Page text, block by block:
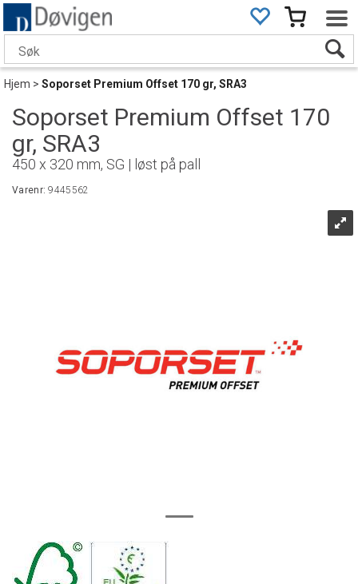
Hjem>Soporset Premium Offset 170 gr, SRA3
Soporset Premium Offset 170
gr, SRA3
450 x 320 mm, SG | løst på pall
Varenr:9445562